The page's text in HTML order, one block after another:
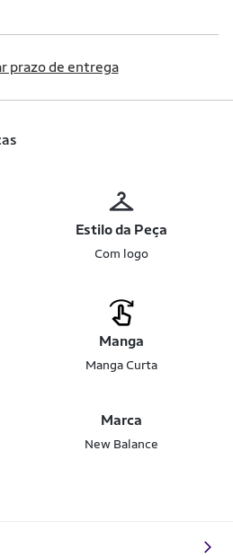
prazo de entrega
Estilo da Peça
Com logo
Manga
Manga Curta
Marca
New Balance